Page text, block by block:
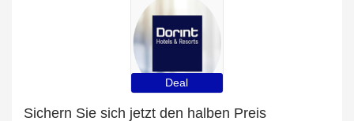
Deal
Sichern Sie sich jetzt den halben Preis